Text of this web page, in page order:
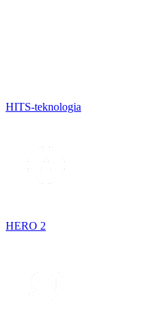
HITS-teknologia
HERO 2